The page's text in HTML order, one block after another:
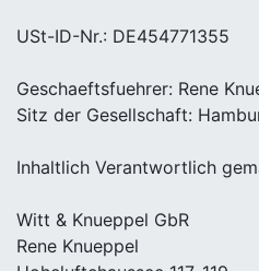
USt-ID-Nr.: DE454771355
Geschaeftsfuehrer: Rene
Sitz der Gesellschaft:
Inhaltlich Verantwortlich
Witt & Knueppel GbR
Rene Knueppel